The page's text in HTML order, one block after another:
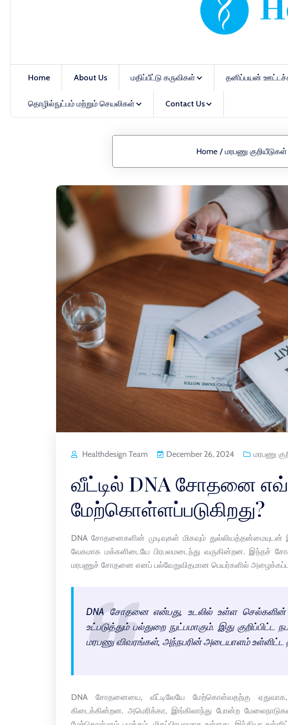
Home About Us மதிப்பீட்டு கருவிகள் தனிப்பயன்
தொழில்நுட்பம் மற்றும் செயலிகள் Contact Us
Home / மரபணு குறியீடுகள்
Healthdesign Team December 26, 2024 மரபணு
வீட்டில் DNA சோதனை
மேற்கொள்ளப்படுகிறது?
DNA சோதனைகளின் முடிவுகள் மிகவும்
வேகமாக மக்களிடையே பிரபலமடைந்து வருகின்றன.
மரபணுச் சோதனை எனப் பல்வேறுவிதமான பெயர்களில்
DNA சோதனை என்பது, உடலில் உள்ள செல்களின்
உட்படுத்தும் பல்துறை நுட்பமாகும். இது குறிப்பிட்ட
மரபணு விவரங்கள், அந்நபரின் அடையாளம் உள்ளிட்ட
DNA சோதனையை, வீட்டிலேயே மேற்கொள்வதற்கு
கிடைக்கின்றன. அமெரிக்கா, இங்கிலாந்து போன்ற